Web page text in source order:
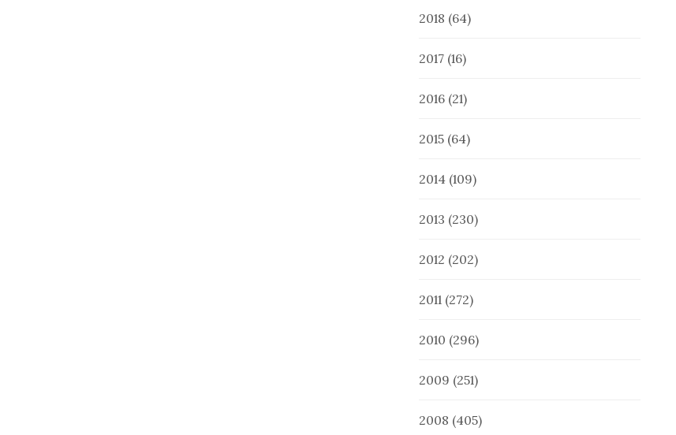
2018 (64)
2017 (16)
2016 (21)
2015 (64)
2014 (109)
2013 (230)
2012 (202)
2011 (272)
2010 (296)
2009 (251)
2008 (405)